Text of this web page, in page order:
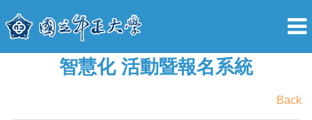
智慧化 活動暨報名系統
Back